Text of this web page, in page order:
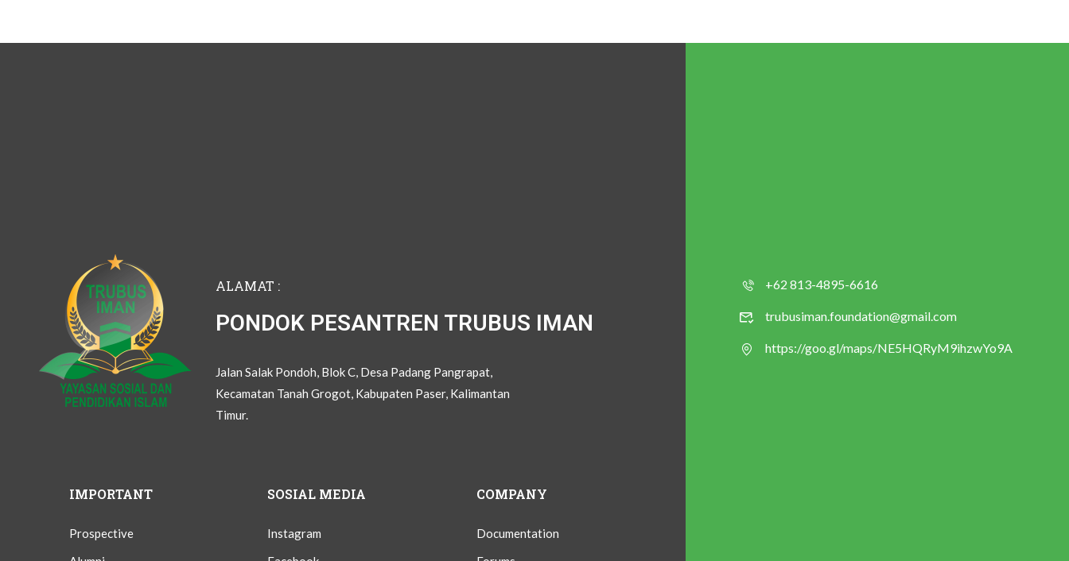
ALAMAT :
PONDOK PESANTREN TRUBUS IMAN
Jalan Salak Pondoh, Blok C, Desa Padang Pangrapat,
Kecamatan Tanah Grogot, Kabupaten Paser, Kalimantan
Timur.
+62 813-4895-6616
trubusiman.foundation@gmail.com
https://goo.gl/maps/NE5HQRyM9ihzwYo9A
IMPORTANT
Prospective
SOSIAL MEDIA
Instagram
COMPANY
Documentation